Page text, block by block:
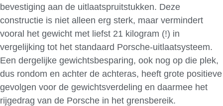
bevestiging aan de uitlaatspruitstukken. Deze
constructie is niet alleen erg sterk, maar vermindert
vooral het gewicht met liefst 21 kilogram (!) in
vergelijking tot het standaard Porsche-uitlaatsysteem.
Een dergelijke gewichtsbesparing, ook nog op die plek,
dus rondom en achter de achteras, heeft grote positieve
gevolgen voor de gewichtsverdeling en daarmee het
rijgedrag van de Porsche in het grensbereik.